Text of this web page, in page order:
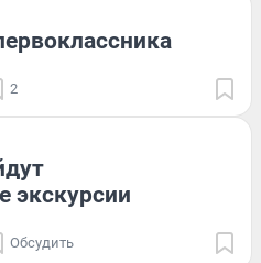
2
экскурсии
Обсудить